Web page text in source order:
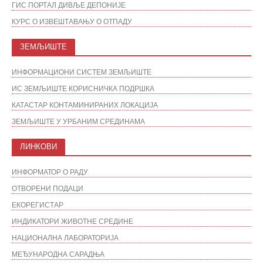
ГИС ПОРТАЛ ДИВЉЕ ДЕПОНИЈЕ
КУРС О ИЗВЕШТАВАЊУ О ОТПАДУ
ЗЕМЉИШТЕ
ИНФОРМАЦИОНИ СИСТЕМ ЗЕМЉИШТЕ
ИС ЗЕМЉИШТЕ КОРИСНИЧКА ПОДРШКА
КАТАСТАР КОНТАМИНИРАНИХ ЛОКАЦИЈА
ЗЕМЉИШТЕ У УРБАНИМ СРЕДИНАМА
ЛИНКОВИ
ИНФОРМАТОР О РАДУ
ОТВОРЕНИ ПОДАЦИ
ЕКОРЕГИСТАР
ИНДИКАТОРИ ЖИВОТНЕ СРЕДИНЕ
НАЦИОНАЛНА ЛАБОРАТОРИЈА
МЕЂУНАРОДНА САРАДЊА